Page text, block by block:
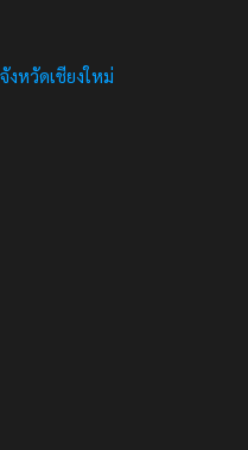
งหวัดเชียงใหม่